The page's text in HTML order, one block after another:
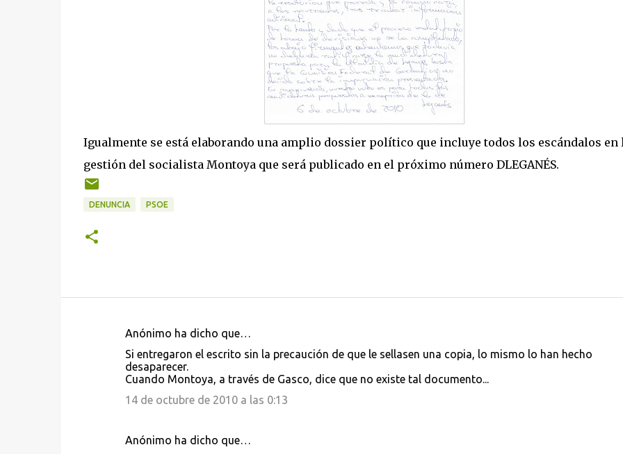
Igualmente se está elaborando una amplio dossier político que incluye todos los escándalos en
gestión del socialista Montoya que será publicado en el próximo número DLEGANÉS.
DENUNCIA PSOE
Anónimo ha dicho que…
Si entregaron el escrito sin la precaución de que le sellasen una copia, lo mismo lo han hecho
desaparecer.
Cuando Montoya, a través de Gasco, dice que no existe tal documento...
14 de octubre de 2010 a las 0:13
Anónimo ha dicho que…